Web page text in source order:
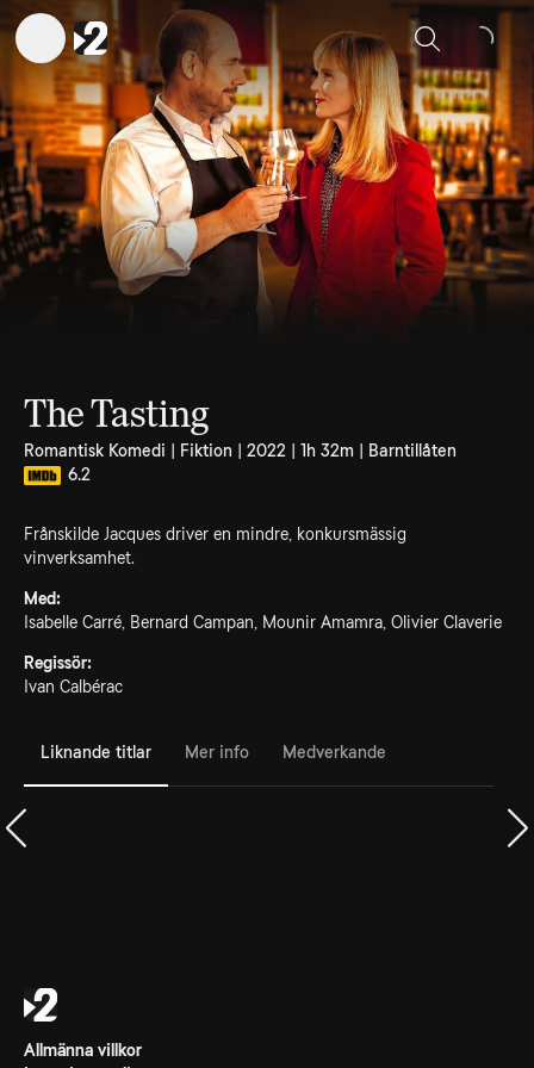
Sök
The Tasting
Romantisk Komedi | Fiktion | 2022 | 1h 32m | Barntillåten
6.2
Frånskilde Jacques driver en mindre, konkursmässig
vinverksamhet.
Med:
Isabelle Carré, Bernard Campan, Mounir Amamra, Olivier Claverie
Regissör:
Ivan Calbérac
Liknande titlar Mer info Medverkande
Allmänna villkor